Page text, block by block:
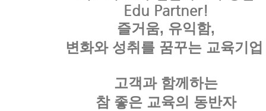
Edu Partner!
즐거움, 유익함,
변화와 성취를 꿈꾸는 교육기
고객과 함께하는
참 좋은 교육의 동반자